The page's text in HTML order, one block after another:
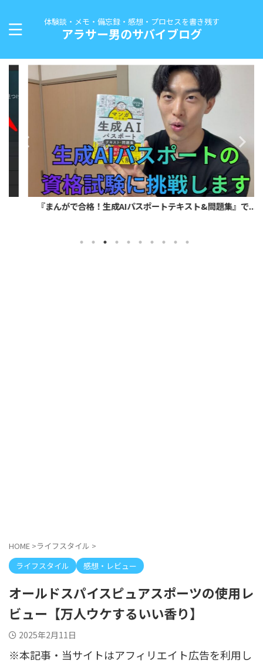
体験談・メモ・備忘録・感想・プロセスを書き残す
アラサー男のサバイブログ
『まんがで合格！生成AIパスポートテキスト&問題集』で...
HOME >ライフスタイル >
ライフスタイル
感想・レビュー
オールドスパイスピュアスポーツの使用レ
ビュー【万人ウケするいい香り】
2025年2月11日
※本記事・当サイトはアフィリエイト広告を利用し